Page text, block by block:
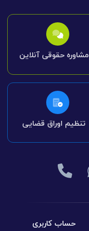
مشاوره حقوقی آنلاین
تنظیم اوراق قضایی
حساب کاربری